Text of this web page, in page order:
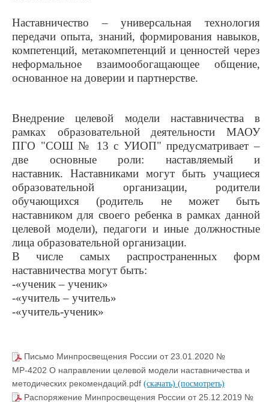
Наставничество – универсальная технология
передачи опыта, знаний, формирования навыков,
компетенций, метакомпетенций и ценностей через
неформальное взаимообогащающее общение,
основанное на доверии и партнерстве.
Внедрение целевой модели наставничества в
рамках образовательной деятельности МАОУ
ПГО "СОШ № 13 с УИОП" предусматривает –
две основные роли: наставляемый и
наставник. Наставниками могут быть учащиеся
образовательной организации, родители
обучающихся (родитель не может быть
наставником для своего ребенка в рамках данной
целевой модели), педагоги и иные должностные
лица образовательной организации.
В числе самых распространенных форм
наставничества могут быть:
-«ученик – ученик»
-«учитель – учитель»
-«учитель-ученик»
Письмо Минпросвещения России от 23.01.2020 №
МР-4202 О направлении целевой модели наставничества и
методических рекомендаций.pdf (скачать) (посмотреть)
Распоряжение Минпросвещения России от 25.12.2019 №